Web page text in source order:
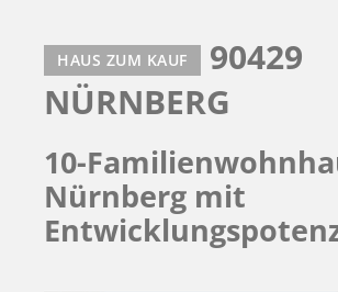
HAUS ZUM KAUF
90429
NÜRNBERG
10-
Nürnberg mit